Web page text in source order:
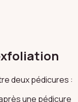
deux pédicures :
une pédicure